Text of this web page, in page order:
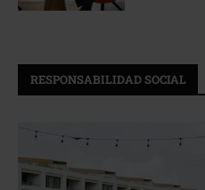
RESPONSABILIDAD SOCIAL